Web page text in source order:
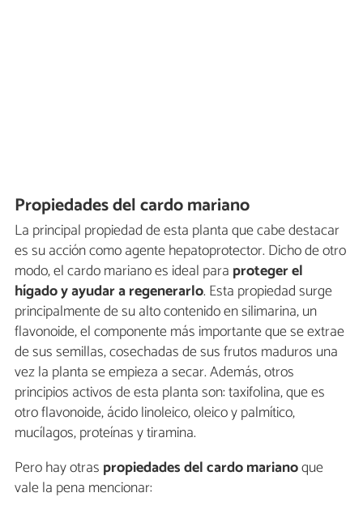
Propiedades del cardo mariano
La principal propiedad de esta planta que cabe destacar
es su acción como agente hepatoprotector. Dicho de otro
modo, el cardo mariano es ideal para proteger el
hígado y ayudar a regenerarlo. Esta propiedad surge
principalmente de su alto contenido en silimarina, un
flavonoide, el componente más importante que se extrae
de sus semillas, cosechadas de sus frutos maduros una
vez la planta se empieza a secar. Además, otros
principios activos de esta planta son: taxifolina, que es
otro flavonoide, ácido linoleico, oleico y palmítico,
mucílagos, proteínas y tiramina.
Pero hay otras propiedades del cardo marianoque
vale la pena mencionar: